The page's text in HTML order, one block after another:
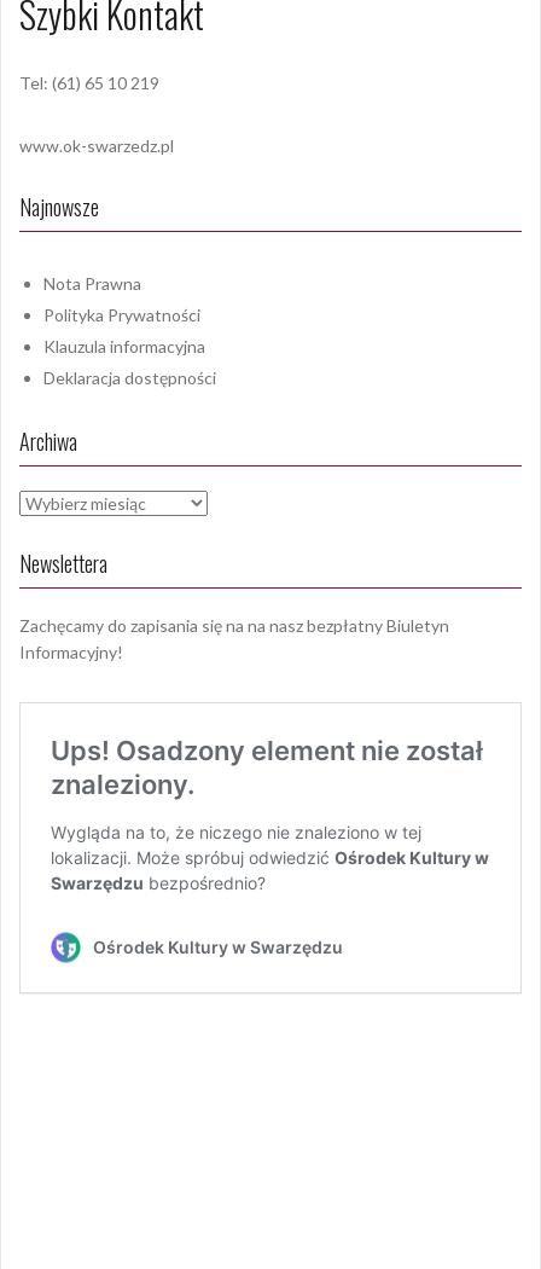
Szybki Kontakt
Tel: (61) 65 10 219
www.ok-swarzedz.pl
Najnowsze
Nota Prawna
Polityka Prywatności
Klauzula informacyjna
Deklaracja dostępności
Archiwa
Archiwa
Newslettera
Zachęcamy do zapisania się na na nasz bezpłatny Biuletyn
Informacyjny!